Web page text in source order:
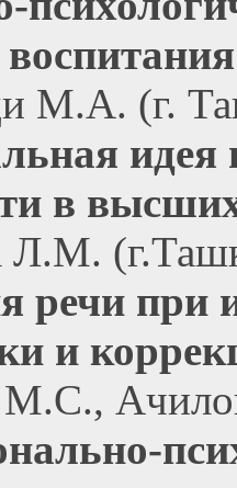
М.А. (г.
в
речи при
и